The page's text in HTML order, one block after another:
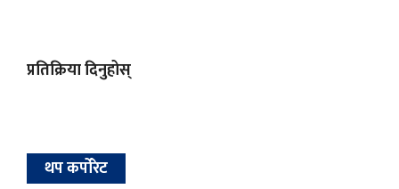
प्रतिक्रिया दिनुहोस्
थप कर्पोरेट